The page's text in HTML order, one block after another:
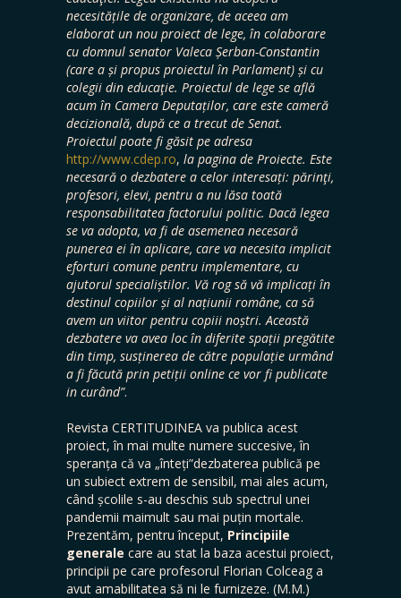
necesitățile de organizare, de aceea am
elaborat un nou proiect de lege, în colaborare
cu domnul senator Valeca Șerban-Constantin
(care a și propus proiectul în Parlament) și cu
colegii din educaţie. Proiectul de lege se află
acum în Camera Deputaților, care este cameră
decizională, după ce a trecut de Senat.
Proiectul poate fi găsit pe adresa
http://www.cdep.ro, la pagina de Proiecte. Este
necesară o dezbatere a celor interesați: părinţi,
profesori, elevi, pentru a nu lăsa toată
responsabilitatea factorului politic. Dacă legea
se va adopta, va fi de asemenea necesară
punerea ei în aplicare, care va necesita implicit
eforturi comune pentru implementare, cu
ajutorul specialiștilor. Vă rog să vă implicați în
destinul copiilor și al națiunii române, ca să
avem un viitor pentru copiii noștri. Această
dezbatere va avea loc în diferite spații pregătite
din timp, susținerea de către populație urmând
a fi făcută prin petiții online ce vor fi publicate
in curând”.
Revista CERTITUDINEA va publica acest
proiect, în mai multe numere succesive, în
speranța că va „înteți”dezbaterea publică pe
un subiect extrem de sensibil, mai ales acum,
când școlile s-au deschis sub spectrul unei
pandemii maimult sau mai puțin mortale.
Prezentăm, pentru început, Principiile
generale care au stat la baza acestui proiect,
principii pe care profesorul Florian Colceag a
avut amabilitatea să ni le furnizeze. (M.M.)